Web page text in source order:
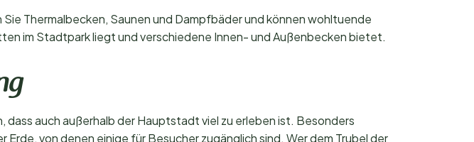
Thermalbecken, Saunen und Dampfbäder und können wohltuende
im Stadtpark liegt und verschiedene Innen- und Außenbecken bietet.
auch außerhalb der Hauptstadt viel zu erleben ist. Besonders
von denen einige für Besucher zugänglich sind. Wer dem Trubel der